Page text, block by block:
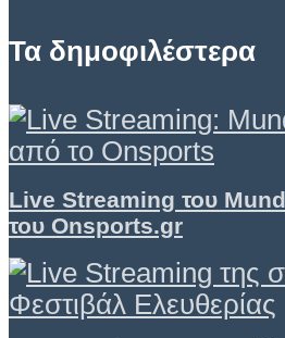
Τα δημοφιλέστερα
Live Streaming του
του Onsports.gr